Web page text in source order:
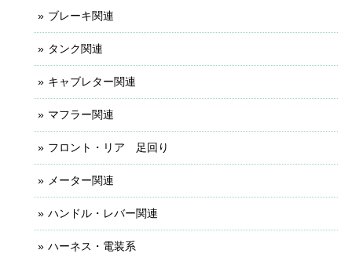
ブレーキ関連
タンク関連
キャブレター関連
マフラー関連
フロント・リア 足回り
メーター関連
ハンドル・レバー関連
ハーネス・電装系